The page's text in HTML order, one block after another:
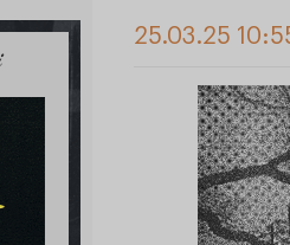
25.03.25